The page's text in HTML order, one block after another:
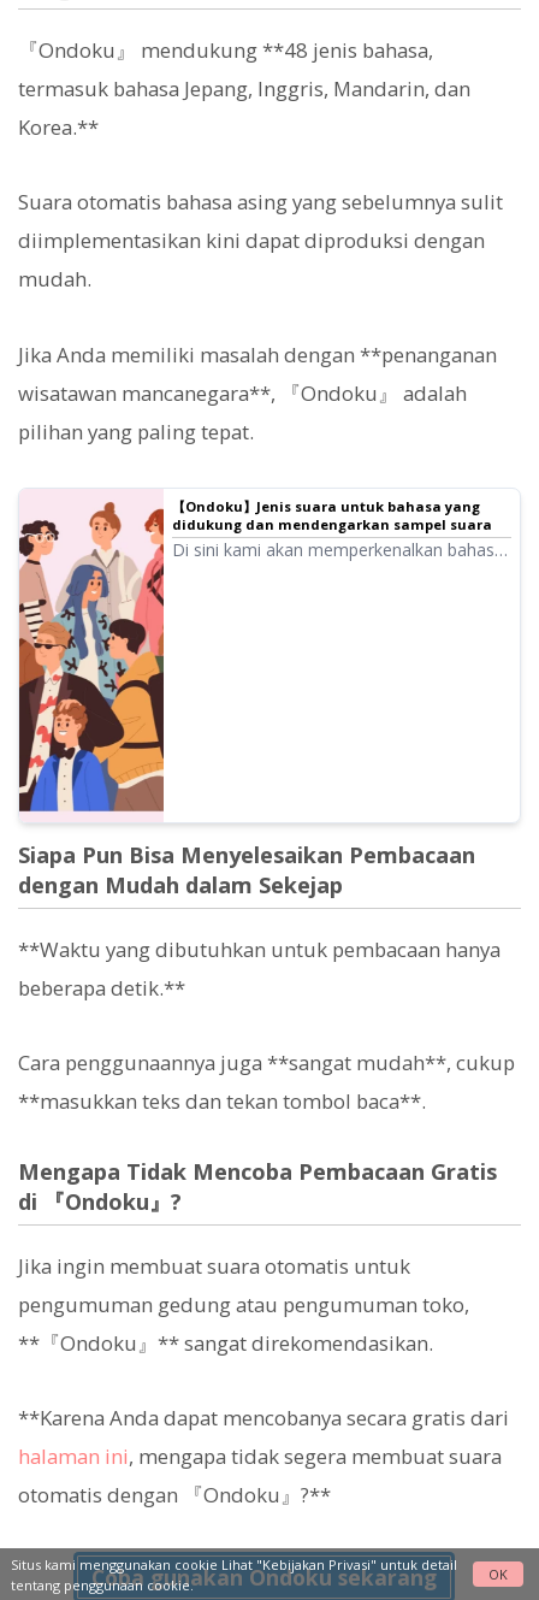
『Ondoku』 mendukung **48 jenis bahasa,
termasuk bahasa Jepang, Inggris, Mandarin, dan
Korea.**
Suara otomatis bahasa asing yang sebelumnya sulit
diimplementasikan kini dapat diproduksi dengan
mudah.
Jika Anda memiliki masalah dengan **penanganan
wisatawan mancanegara**, 『Ondoku』 adalah
pilihan yang paling tepat.
【Ondoku】Jenis suara untuk bahasa yang
didukung dan mendengarkan sampel suara
Di sini kami akan memperkenalkan bahasa
Siapa Pun Bisa Menyelesaikan Pembacaan
dengan Mudah dalam Sekejap
**Waktu yang dibutuhkan untuk pembacaan hanya
beberapa detik.**
Cara penggunaannya juga **sangat mudah**, cukup
**masukkan teks dan tekan tombol baca**.
Mengapa Tidak Mencoba Pembacaan Gratis
di 『Ondoku』?
Jika ingin membuat suara otomatis untuk
pengumuman gedung atau pengumuman toko,
**『Ondoku』** sangat direkomendasikan.
**Karena Anda dapat mencobanya secara gratis dari
halaman ini, mengapa tidak segera membuat suara
otomatis dengan 『Ondoku』?**
Coba gunakan Ondoku sekarang
Situs kami menggunakan cookie Lihat "Kebijakan Privasi" untuk detail
tentang penggunaan cookie.
OK